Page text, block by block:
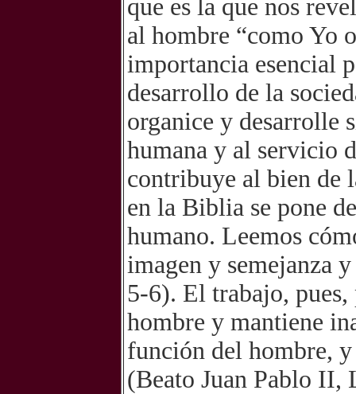
que es la que nos
al hombre “como Yo
importancia esencial
desarrollo de la
organice y desarrolle
humana y al servicio
contribuye al bien de
en la Biblia se pone
humano. Leemos
imagen y semejanza
5-6). El trabajo,
hombre y mantiene
función del hombre,
(Beato Juan Pablo II,